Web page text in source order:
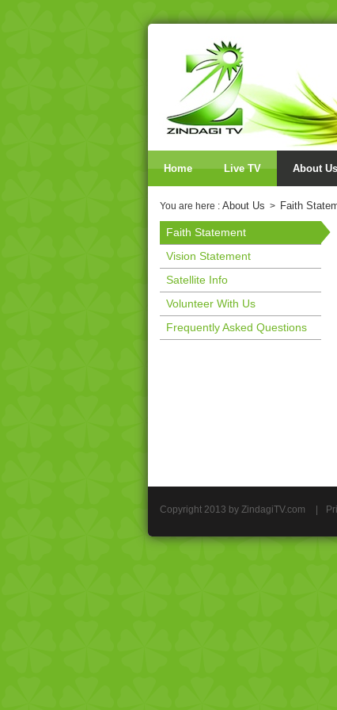
Home Live TV About Us
You are here : About Us > Faith
Faith Statement
Vision Statement
Satellite Info
Volunteer With Us
Frequently Asked Questions
Copyright 2013 by ZindagiTV.com